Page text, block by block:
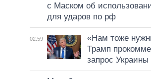
с Маском об
для ударов по рф
02:59
«Нам тоже
Трамп
запрос